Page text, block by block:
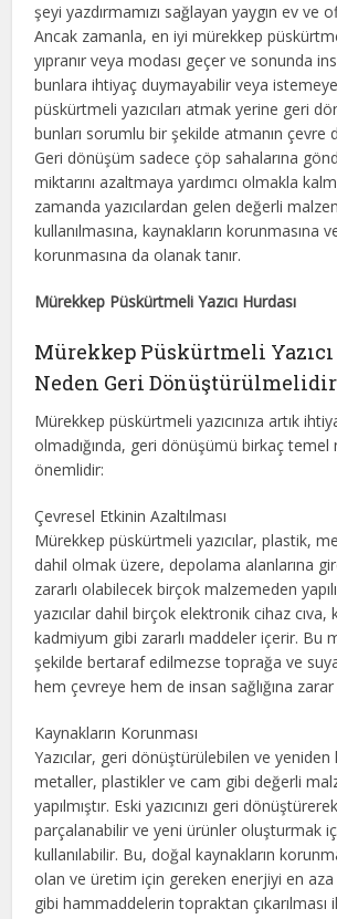
şeyi yazdırmamızı sağlayan yaygın ev ve
Ancak zamanla, en iyi mürekkep
yıpranır veya modası geçer ve sonunda
bunlara ihtiyaç duymayabilir veya
püskürtmeli yazıcıları atmak yerine geri
bunları sorumlu bir şekilde atmanın çevre
Geri dönüşüm sadece çöp sahalarına
miktarını azaltmaya yardımcı olmakla
zamanda yazıcılardan gelen değerli
kullanılmasına, kaynakların korunmasına
korunmasına da olanak tanır.
Mürekkep Püskürtmeli Yazıcı Hurdası
Mürekkep Püskürtmeli Yazıcı
Neden Geri
Mürekkep püskürtmeli yazıcınıza artık
olmadığında, geri dönüşümü birkaç temel
önemlidir:
Çevresel Etkinin Azaltılması
Mürekkep püskürtmeli yazıcılar, plastik,
dahil olmak üzere, depolama alanlarına
zararlı olabilecek birçok malzemeden
yazıcılar dahil birçok elektronik cihaz cıva,
kadmiyum gibi zararlı maddeler içerir. Bu
şekilde bertaraf edilmezse toprağa ve
hem çevreye hem de insan sağlığına
Kaynakların Korunması
Yazıcılar, geri dönüştürülebilen ve yeniden
metaller, plastikler ve cam gibi değerli
yapılmıştır. Eski yazıcınızı geri
parçalanabilir ve yeni ürünler oluşturmak
kullanılabilir. Bu, doğal kaynakların
olan ve üretim için gereken enerjiyi en
gibi hammaddelerin topraktan çıkarılması